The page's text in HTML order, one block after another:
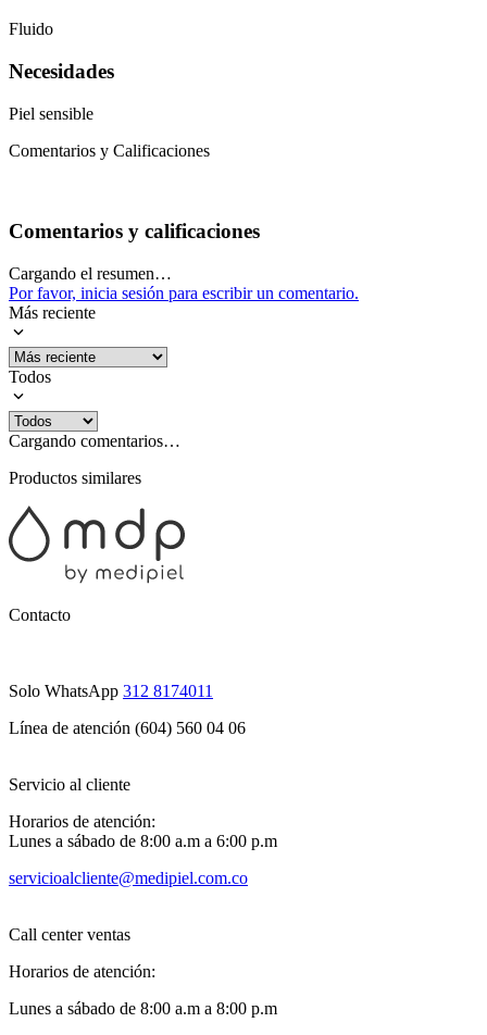
Fluido
Necesidades
Piel sensible
Comentarios y Calificaciones
Comentarios y calificaciones
Cargando el resumen…
Por favor, inicia sesión para escribir un comentario.
Más reciente
Todos
Cargando comentarios…
Productos similares
Contacto
Solo WhatsApp 312 8174011
Línea de atención (604) 560 04 06
Servicio al cliente
Horarios de atención:
Lunes a sábado de 8:00 a.m a 6:00 p.m
servicioalcliente@medipiel.com.co
Call center ventas
Horarios de atención:
Lunes a sábado de 8:00 a.m a 8:00 p.m